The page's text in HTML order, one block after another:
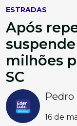
ESTRADAS
Após
milhões
SC
Pedro
16 de